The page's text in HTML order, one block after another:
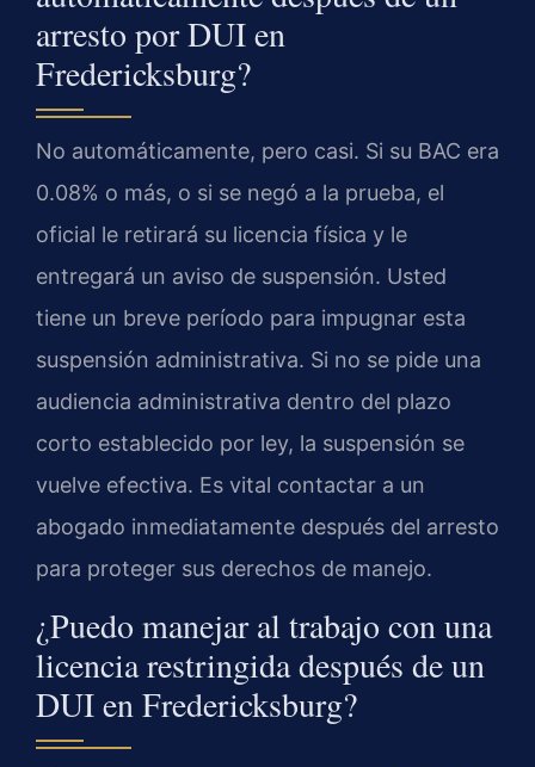
arresto por DUI en
Fredericksburg?
No automáticamente, pero casi. Si su BAC era
0.08% o más, o si se negó a la prueba, el
oficial le retirará su licencia física y le
entregará un aviso de suspensión. Usted
tiene un breve período para impugnar esta
suspensión administrativa. Si no se pide una
audiencia administrativa dentro del plazo
corto establecido por ley, la suspensión se
vuelve efectiva. Es vital contactar a un
abogado inmediatamente después del arresto
para proteger sus derechos de manejo.
¿Puedo manejar al trabajo con una
licencia restringida después de un
DUI en Fredericksburg?